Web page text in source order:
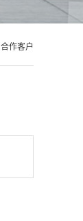
合作客户